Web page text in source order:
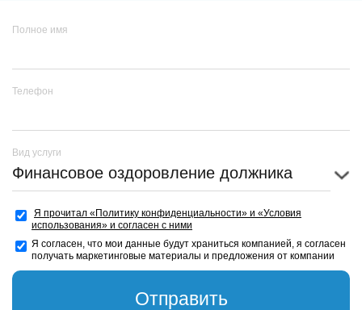
Полное имя
Телефон
Вид услуги
Я прочитал «Политику конфиденциальности» и «Условия
использования» и согласен с ними
Я согласен, что мои данные будут храниться компанией, я согласен
получать маркетинговые материалы и предложения от компании
Отправить